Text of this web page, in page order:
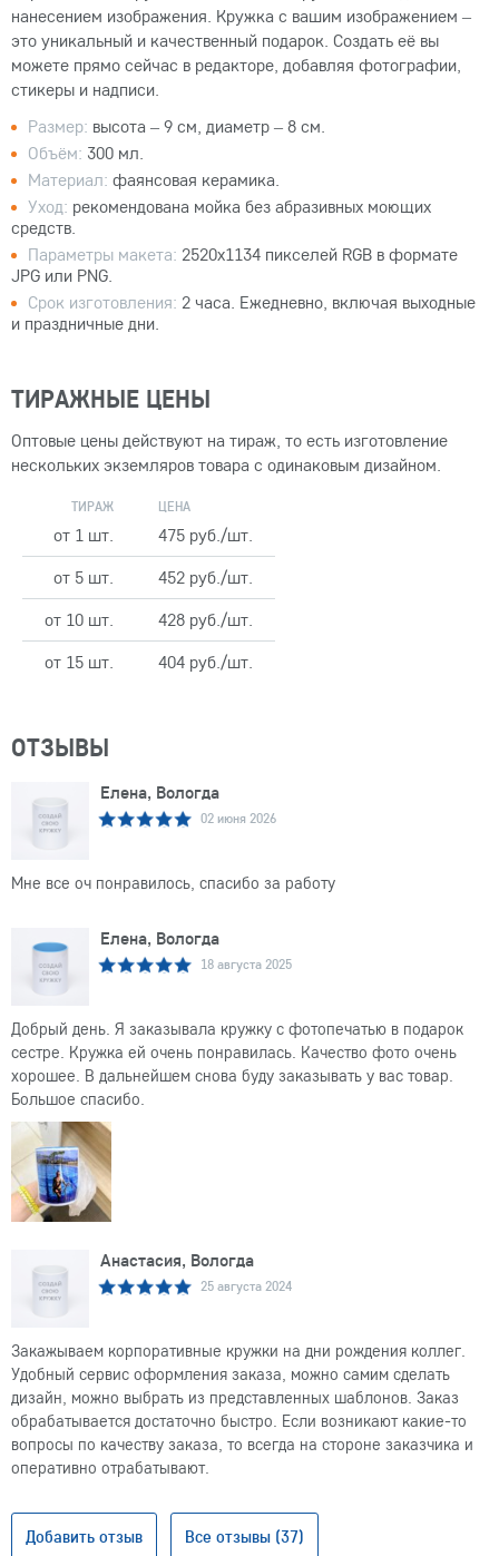
нанесением изображения. Кружка с вашим изображением –
это уникальный и качественный подарок. Создать её вы
можете прямо сейчас в редакторе, добавляя фотографии,
стикеры и надписи.
Размер: высота – 9 см, диаметр – 8 см.
Объём: 300 мл.
Материал: фаянсовая керамика.
Уход: рекомендована мойка без абразивных моющих
средств.
Параметры макета: 2520x1134 пикселей RGB в формате
JPG или PNG.
Срок изготовления: 2 часа. Ежедневно, включая выходные
и праздничные дни.
ТИРАЖНЫЕ ЦЕНЫ
Оптовые цены действуют на тираж, то есть изготовление
нескольких экземляров товара с одинаковым дизайном.
ТИРАЖ ЦЕНА
от 1 шт.
475 руб./шт.
от 5 шт.
452 руб./шт.
от 10 шт.
428 руб./шт.
от 15 шт.
404 руб./шт.
ОТЗЫВЫ
Елена, Вологда
02 июня 2026
Мне все оч понравилось, спасибо за работу
Елена, Вологда
18 августа 2025
Добрый день. Я заказывала кружку с фотопечатью в подарок
сестре. Кружка ей очень понравилась. Качество фото очень
хорошее. В дальнейшем снова буду заказывать у вас товар.
Большое спасибо.
Анастасия, Вологда
25 августа 2024
Закажываем корпоративные кружки на дни рождения коллег.
Удобный сервис оформления заказа, можно самим сделать
дизайн, можно выбрать из представленных шаблонов. Заказ
обрабатывается достаточно быстро. Если возникают какие-то
вопросы по качеству заказа, то всегда на стороне заказчика и
оперативно отрабатывают.
Добавить отзыв Все отзывы (37)